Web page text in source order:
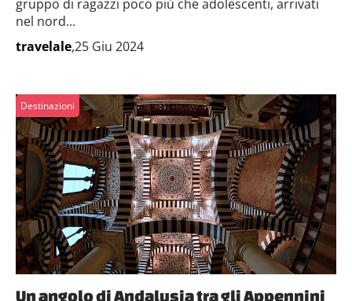
gruppo di ragazzi poco più che adolescenti, arrivati
nel nord...
travelale,25 Giu 2024
Destinazioni
Un angolo di Andalusia tra gli Appennini